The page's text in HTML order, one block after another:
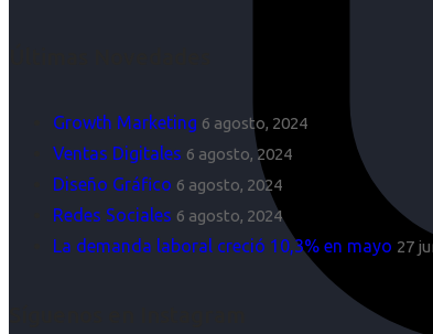
Growth Marketing 6 agosto, 2024
Ventas Digitales 6 agosto, 2024
Diseño Gráfico 6 agosto, 2024
Redes Sociales 6 agosto, 2024
La demanda laboral creció 10,3% en mayo 27